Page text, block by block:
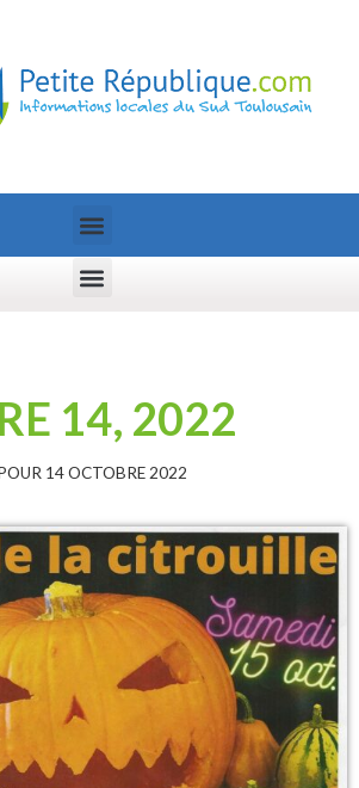
14, 2022
14 OCTOBRE 2022